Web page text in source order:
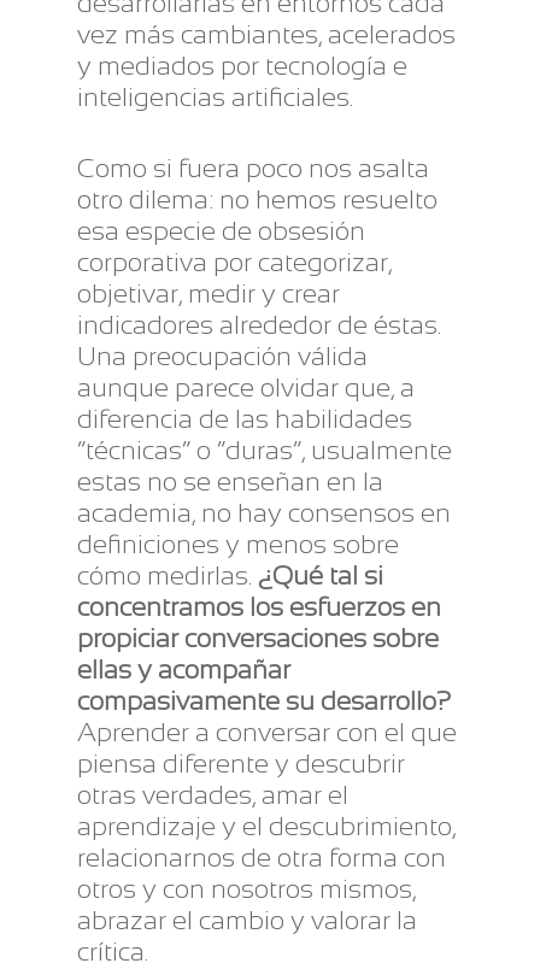
vez más cambiantes, acelerados
y mediados por tecnología e
inteligencias artificiales.
Como si fuera poco nos asalta
otro dilema: no hemos resuelto
esa especie de obsesión
corporativa por categorizar,
objetivar, medir y crear
indicadores alrededor de éstas.
Una preocupación válida
aunque parece olvidar que, a
diferencia de las habilidades
“técnicas” o “duras”, usualmente
estas no se enseñan en la
academia, no hay consensos en
definiciones y menos sobre
cómo medirlas. ¿Qué tal si
concentramos los esfuerzos en
propiciar conversaciones sobre
ellas y acompañar
compasivamente su desarrollo?
Aprender a conversar con el que
piensa diferente y descubrir
otras verdades, amar el
aprendizaje y el descubrimiento,
relacionarnos de otra forma con
otros y con nosotros mismos,
abrazar el cambio y valorar la
crítica.